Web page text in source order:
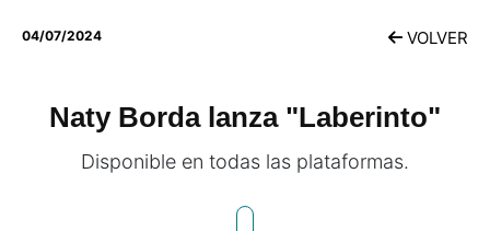
04/07/2024 VOLVER
Naty Borda lanza "Laberinto"
Disponible en todas las plataformas.